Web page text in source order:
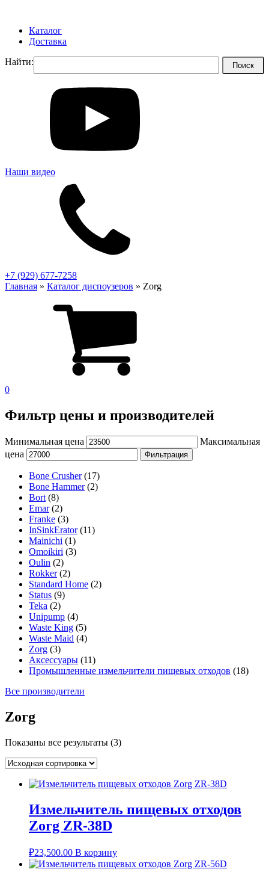
Каталог
Доставка
Найти:
Наши видео
+7 (929) 677-7258
Главная » Каталог диспоузеров » Zorg
0
Фильтр цены и производителей
Минимальная цена
Максимальная
цена
Фильтрация
Bone Crusher (17)
Bone Hammer (2)
Bort (8)
Emar (2)
Franke (3)
InSinkErator (11)
Mainichi (1)
Omoikiri (3)
Oulin (2)
Rokker (2)
Standard Home (2)
Status (9)
Teka (2)
Unipump (4)
Waste King (5)
Waste Maid (4)
Zorg (3)
Аксессуары (11)
Промышленные измельчители пищевых отходов (18)
Все производители
Zorg
Показаны все результаты (3)
Измельчитель пищевых отходов
Zorg ZR-38D
₽23,500.00 В корзину